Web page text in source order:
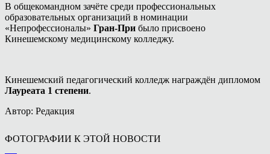
В общекомандном зачёте среди профессиональных
образовательных организаций в номинации
«Непрофессионалы» Гран-При было присвоено
Кинешемскому медицинскому колледжу.
Кинешемский педагогический колледж награждён дипломом
Лауреата 1 степени.
Автор: Редакция
ФОТОГРАФИИ К ЭТОЙ НОВОСТИ